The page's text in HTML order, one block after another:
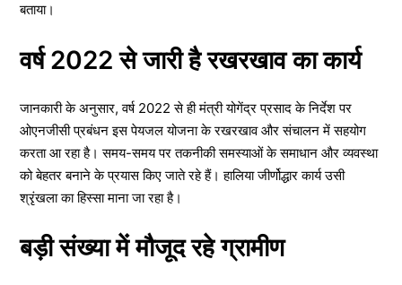
बताया।
वर्ष 2022 से जारी है रखरखाव का कार्य
जानकारी के अनुसार, वर्ष 2022 से ही मंत्री योगेंद्र प्रसाद के निर्देश पर
ओएनजीसी प्रबंधन इस पेयजल योजना के रखरखाव और संचालन में सहयोग
करता आ रहा है। समय-समय पर तकनीकी समस्याओं के समाधान और व्यवस्था
को बेहतर बनाने के प्रयास किए जाते रहे हैं। हालिया जीर्णोद्धार कार्य उसी
श्रृंखला का हिस्सा माना जा रहा है।
बड़ी संख्या में मौजूद रहे ग्रामीण